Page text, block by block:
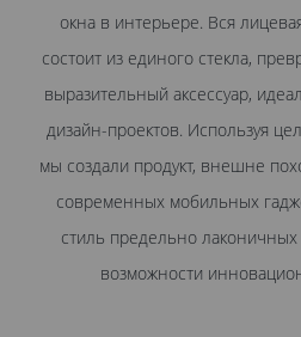
окна в интерьере. Вся
состоит из единого стекла,
выразительный аксессуар,
дизайн-проектов. Используя
мы создали продукт, внешне
современных мобильных
стиль предельно
возможности